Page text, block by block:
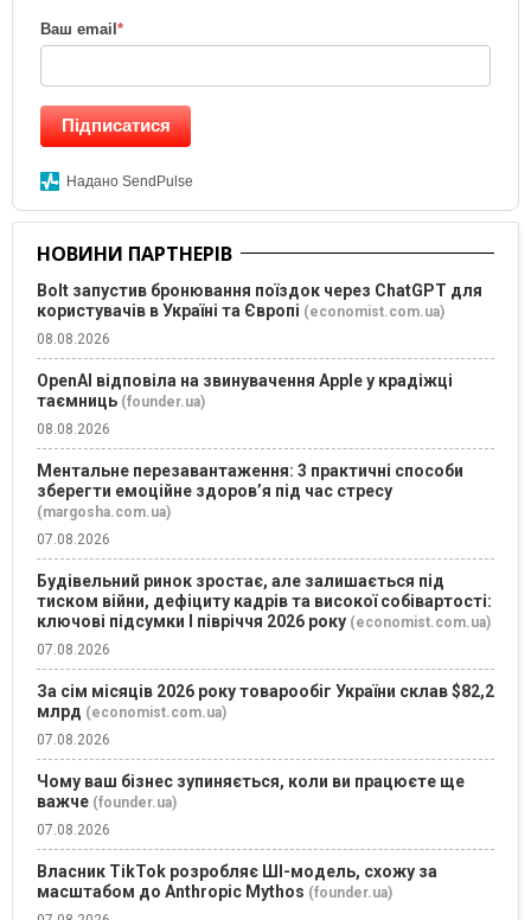
Ваш email *
Підписатися
Надано SendPulse
НОВИНИ ПАРТНЕРІВ
Bolt запустив бронювання поїздок через ChatGPT для
користувачів в Україні та Європі (economist.com.ua)
08.08.2026
OpenAI відповіла на звинувачення Apple у крадіжці
таємниць (founder.ua)
08.08.2026
Ментальне перезавантаження: 3 практичні способи
зберегти емоційне здоров’я під час стресу
(margosha.com.ua)
07.08.2026
Будівельний ринок зростає, але залишається під
тиском війни, дефіциту кадрів та високої собівартості:
ключові підсумки І півріччя 2026 року (economist.com.ua)
07.08.2026
За сім місяців 2026 року товарообіг України склав $82,2
млрд (economist.com.ua)
07.08.2026
Чому ваш бізнес зупиняється, коли ви працюєте ще
важче (founder.ua)
07.08.2026
Власник TikTok розробляє ШІ-модель, схожу за
масштабом до Anthropic Mythos (founder.ua)